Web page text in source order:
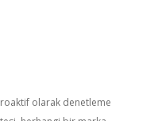
olarak denetleme